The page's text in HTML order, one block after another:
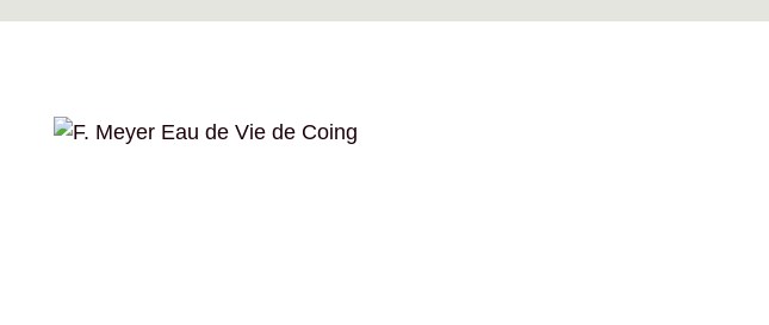
Bildergalerie überspringen